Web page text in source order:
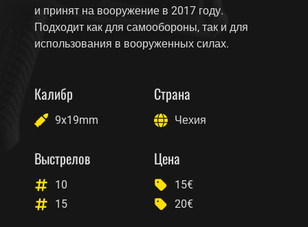
и принят на вооружение в 2017 году.
Подходит как для самообороны, так и для
использования в вооруженных силах.
Калибр
9x19mm
Страна
Чехия
Выстрелов
10
15
Цена
15€
20€